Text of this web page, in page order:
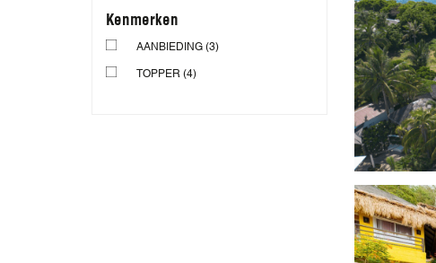
Kenmerken
AANBIEDING (3)
TOPPER (4)